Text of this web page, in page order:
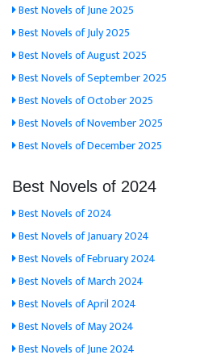
Best Novels of June 2025
Best Novels of July 2025
Best Novels of August 2025
Best Novels of September 2025
Best Novels of October 2025
Best Novels of November 2025
Best Novels of December 2025
Best Novels of 2024
Best Novels of 2024
Best Novels of January 2024
Best Novels of February 2024
Best Novels of March 2024
Best Novels of April 2024
Best Novels of May 2024
Best Novels of June 2024